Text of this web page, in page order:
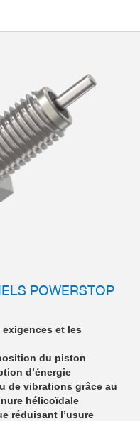
POWERSTOP
et les
du piston
d’énergie
de vibrations grâce au
hélicoïdale
réduisant l’usure